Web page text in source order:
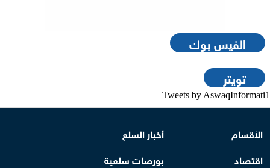
الفيس بوك
تويتر
Tweets by AswaqInformati1
الأقسام
أخبار السلع
اقتصاد
بورصات سلعية